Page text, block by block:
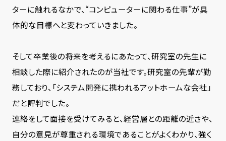
ターに触れるなかで、“コンピューターに関わる仕事”が具
体的な目標へと変わっていきました。
そして卒業後の将来を考えるにあたって、研究室の先生に
相談した際に紹介されたのが当社です。研究室の先輩が勤
務しており、「システム開発に携われるアットホームな会社」
だと評判でした。
連絡をして面接を受けてみると、経営層との距離の近さや、
自分の意見が尊重される環境であることがよくわかり、強く